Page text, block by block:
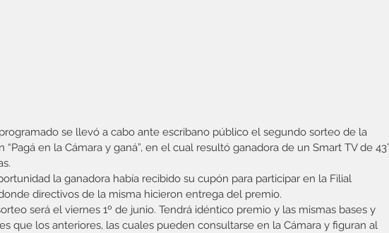
se llevó a cabo ante escribano público el segundo sorteo de la
“Pagá en la Cámara y ganá”, en el cual resultó ganadora de un Smart TV de 43’
la ganadora había recibido su cupón para participar en la Filial
directivos de la misma hicieron entrega del premio.
será el viernes 1º de junio. Tendrá idéntico premio y las mismas bases y
que los anteriores, las cuales pueden consultarse en la Cámara y figuran al